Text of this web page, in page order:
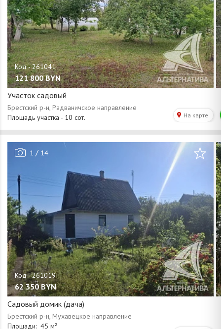
121 800 BYN
Участок садовый
1 / 14
62 350 BYN
Садовый домик (дача)